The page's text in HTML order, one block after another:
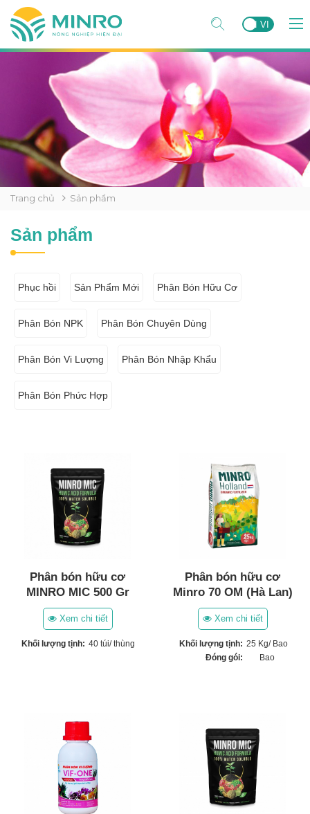
EN VI
Trang chủ Sản phẩm
Sản phẩm
Phục hồi Sản Phẩm Mới Phân Bón Hữu Cơ
Phân Bón NPK Phân Bón Chuyên Dùng
Phân Bón Vi Lượng Phân Bón Nhập Khẩu
Phân Bón Phức Hợp
Phân bón hữu cơ
MINRO MIC 500 Gr
Xem chi tiết
Khối lượng tịnh: 40 túi/ thùng
Phân bón hữu cơ
Minro 70 OM (Hà Lan)
Xem chi tiết
Khối lượng tịnh: 25 Kg/ Bao
Đóng gói:
Bao